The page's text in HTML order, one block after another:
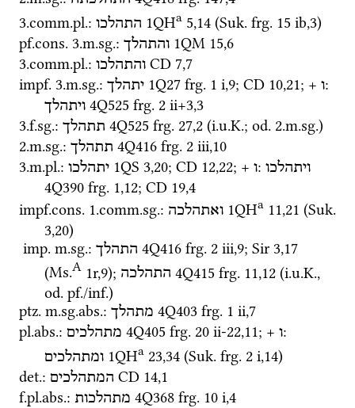
3.comm.pl.: התהלכו 1QHa 5,14 (Suk. frg. 15 ib,3)
pf.cons. 3.m.sg.: והתהלך 1QM 15,6
3.comm.pl.: והתהלכו CD 7,7
impf. 3.m.sg.: יתהלך 1Q27 frg. 1 i,9; CD 10,21; + ו
ויתהלך 4Q525 frg. 2 ii+3,3
3.f.sg.: תתהלך 4Q525 frg. 27,2 (i.u.K.; od. 2.m.sg.)
2.m.sg.: תתהלך 4Q416 frg. 2 iii,10
3.m.pl.: יתהלכו 1QS 3,20; CD 12,22; + ו: ויתהלכו
4Q390 frg. 1,12; CD 19,4
impf.cons. 1.comm.sg.: ואתהלכה 1QHa 11,21 (Suk.
3,20)
imp. m.sg.: התהלך 4Q416 frg. 2 iii,9; Sir 3,17
(Ms.A 1r,9); התהלכה 4Q415 frg. 11,12 (i.u.K.
od. pf./inf.)
ptz. m.sg.abs.: מתהלך 4Q403 frg. 1 ii,7
pl.abs.: מתהלכים 4Q405 frg. 20 ii-22,11; + ו
ומתהלכים 1QHa 23,34 (Suk. frg. 2 i,14)
det.: המתהלכים CD 14,1
f.pl.abs.: מתהלכות 4Q368 frg. 10 i,4